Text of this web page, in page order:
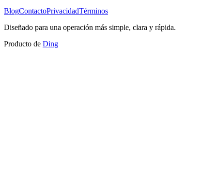
BlogContactoPrivacidadTérminos
Diseñado para una operación más simple, clara y rápida.
Producto de Ding